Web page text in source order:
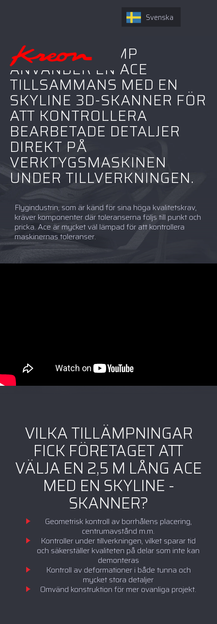
FÖRETAGET K-MP
ANVÄNDER EN ACE
TILLSAMMANS MED EN
SKYLINE 3D-SKANNER FÖR
ATT KONTROLLERA
BEARBETADE DETALJER
DIREKT PÅ
VERKTYGSMASKINEN
UNDER TILLVERKNINGEN.
Flygindustrin, som är känd för sina höga kvalitetskrav,
kräver komponenter där toleranserna följs till punkt och
pricka. Ace är mycket väl lämpad för att kontrollera
maskinernas toleranser.
VILKA TILLÄMPNINGAR
FICK FÖRETAGET ATT
VÄLJA EN 2,5 M LÅNG ACE
MED EN SKYLINE -
SKANNER?
Geometrisk kontroll av borrhålens placering,
centrumavstånd m.m.
Kontroller under tillverkningen, vilket sparar tid
och säkerställer kvaliteten på delar som inte kan
demonteras
Kontroll av deformationer i både tunna och
mycket stora detaljer
Omvänd konstruktion för mer ovanliga projekt.
Svenska